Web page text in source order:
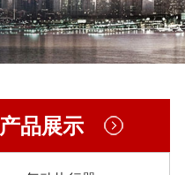
产品展示